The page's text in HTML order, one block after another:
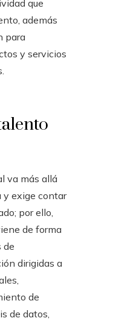
que
además
para
y servicios
va más allá
y exige contar
por ello,
de forma
de
dirigidas a
de
de datos,